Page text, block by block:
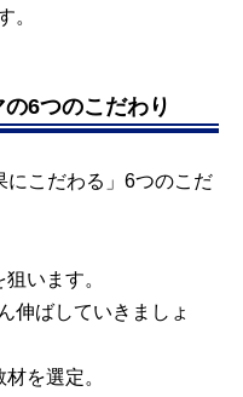
。
の6つのこだわり
にこだわる」6つのこだ
います。
伸ばしていきましょ
を選定。